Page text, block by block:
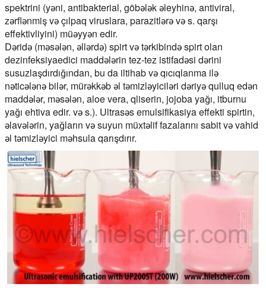
spektrini (yəni, antibakterial, göbələk əleyhinə, antiviral,
zərflənmiş və çılpaq viruslara, parazitlərə və s. qarşı
effektivliyini) müəyyən edir.
Dəridə (məsələn, əllərdə) spirt və tərkibində spirt olan
dezinfeksiyaedici maddələrin tez-tez istifadəsi dərini
susuzlaşdırdığından, bu da iltihab və qıcıqlanma ilə
nəticələnə bilər, mürəkkəb əl təmizləyiciləri dəriyə qulluq edən
maddələr, məsələn, aloe vera, qliserin, jojoba yağı, itburnu
yağı ehtiva edir. və s.). Ultrasəs emulsifikasiya effekti spirtin,
əlavələrin, yağların və suyun müxtəlif fazalarını sabit və vahid
əl təmizləyici məhsula qarışdırır.